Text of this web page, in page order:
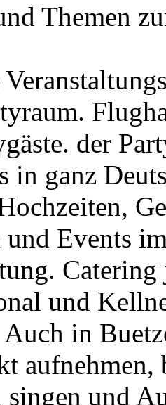
Themen
der
in ganz
Events
und
in
aufnehmen,
singen und